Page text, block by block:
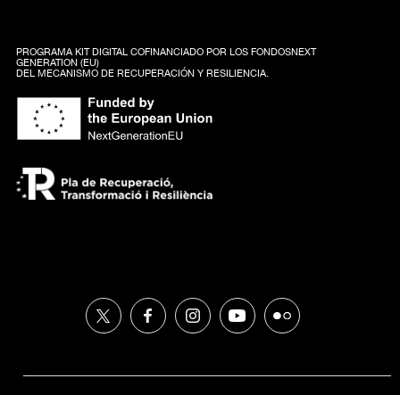
PROGRAMA KIT DIGITAL COFINANCIADO POR LOS FONDOSNEXT
GENERATION (EU)
DEL MECANISMO DE RECUPERACIÓN Y RESILIENCIA.